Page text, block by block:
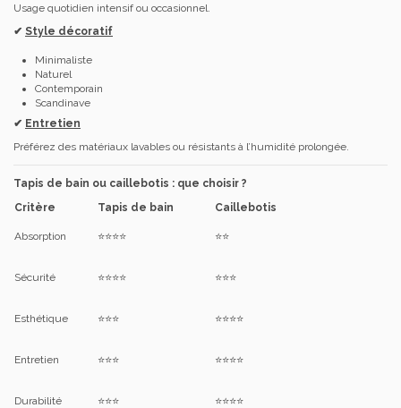
Usage quotidien intensif ou occasionnel.
✔ Style décoratif
Minimaliste
Naturel
Contemporain
Scandinave
✔ Entretien
Préférez des matériaux lavables ou résistants à l’humidité prolongée.
Tapis de bain ou caillebotis : que choisir ?
Critère
Tapis de bain Caillebotis
Absorption ⭐⭐⭐⭐ ⭐⭐
Sécurité ⭐⭐⭐⭐ ⭐⭐⭐
Esthétique ⭐⭐⭐ ⭐⭐⭐⭐
Entretien ⭐⭐⭐ ⭐⭐⭐⭐
Durabilité ⭐⭐⭐ ⭐⭐⭐⭐